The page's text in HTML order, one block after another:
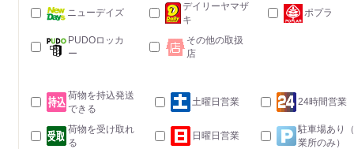
ニューデイズ
デイリーヤマザ
キ
ポプラ
PUDOロッカ
ー
その他の取扱
店
荷物を持込発送
できる
土曜日営業 24時間営業
荷物を受け取れ
る
日曜日営業
駐車場あり
業所のみ）